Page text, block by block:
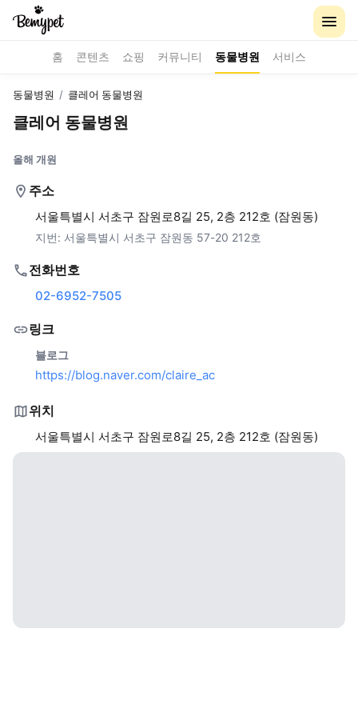
홈 콘텐츠 쇼핑 커뮤니티 동물병원 서비스
동물병원 / 클레어 동물병원
클레어 동물병원
올해 개원
주소
서울특별시 서초구 잠원로8길 25, 2층 212호 (잠원동)
지번: 서울특별시 서초구 잠원동 57-20 212호
전화번호
02-6952-7505
링크
블로그
https://blog.naver.com/claire_ac
위치
서울특별시 서초구 잠원로8길 25, 2층 212호 (잠원동)